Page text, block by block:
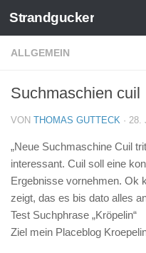
Zum Inhalt springen
Strandgucker
ALLGEMEIN
Suchmaschien cuil
VON THOMAS GUTTECK · 28.
„Neue Suchmaschine Cuil
interessant. Cuil soll eine
Ergebnisse vornehmen. Ok
zeigt, das es bis dato alles
Test Suchphrase „Kröpelin“
Ziel mein Placeblog